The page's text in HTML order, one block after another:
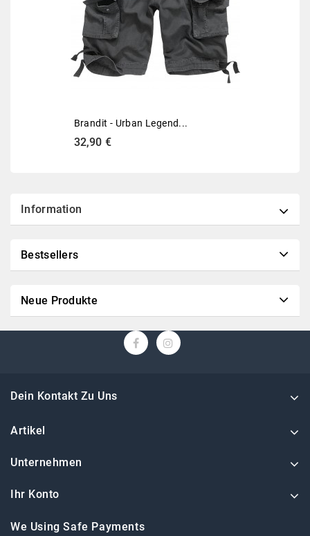
Brandit - Urban Legend...
32,90 €
Information
Bestsellers
Neue Produkte
Dein Kontakt Zu Uns
Artikel
Unternehmen
Ihr Konto
We Using Safe Payments